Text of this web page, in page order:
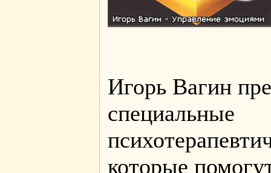
Игорь Вагин
специальные
которые